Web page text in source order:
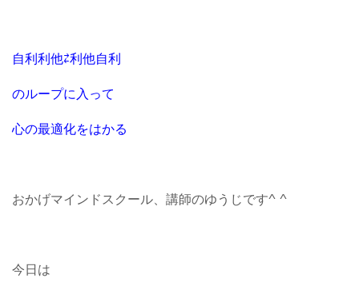
自利利他⇄利他自利
のループに入って
心の最適化をはかる
おかげマインドスクール、講師のゆうじです^ ^
今日は